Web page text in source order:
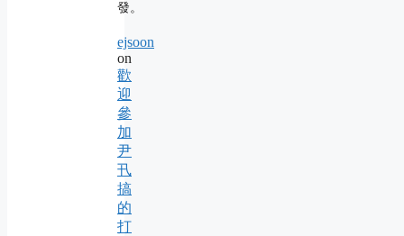
發。
ejsoon
on
歡
迎
參
加
尹
卂
搞
的
打